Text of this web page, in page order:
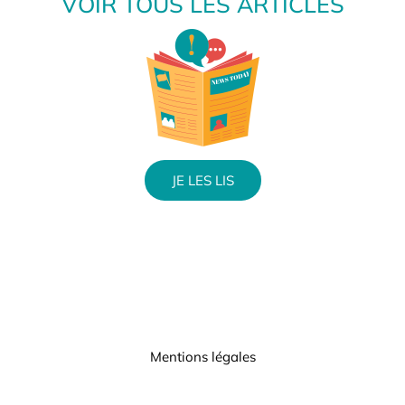
JE LES LIS
Mentions légales